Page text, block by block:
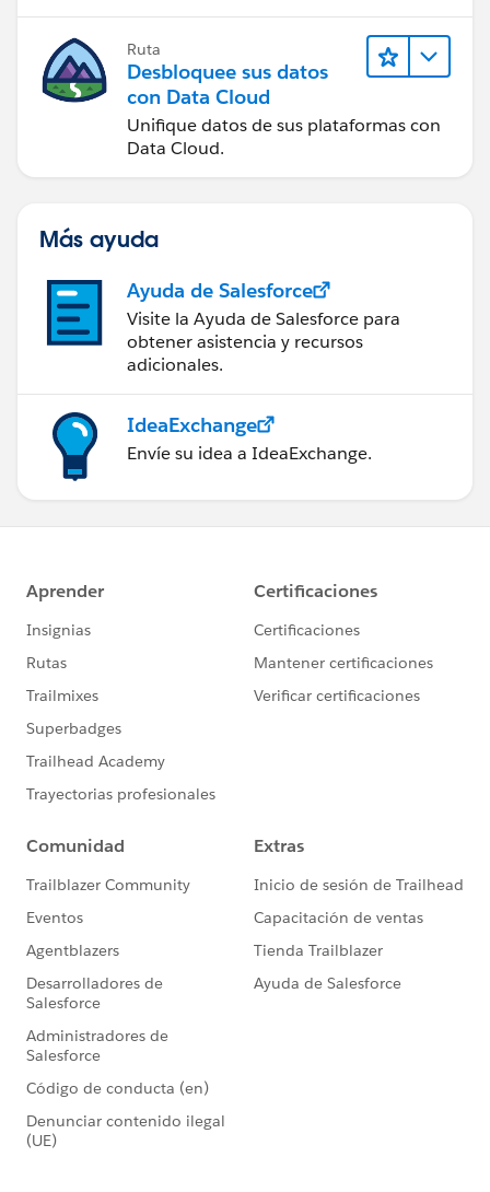
Ruta
Desbloquee sus datos
con Data Cloud
Unifique datos de sus plataformas con
Data Cloud.
Más ayuda
Ayuda de Salesforce
Visite la Ayuda de Salesforce para
obtener asistencia y recursos
adicionales.
IdeaExchange
Envíe su idea a IdeaExchange.